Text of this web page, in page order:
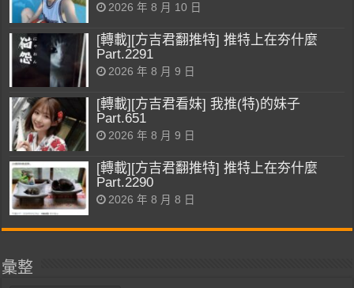
2026 年 8 月 10 日
[轉載][方吉君翻推特] 推特上在夯什麼
Part.2291
2026 年 8 月 9 日
[轉載][方吉君看妹] 我推(特)的妹子
Part.651
2026 年 8 月 9 日
[轉載][方吉君翻推特] 推特上在夯什麼
Part.2290
2026 年 8 月 8 日
彙整